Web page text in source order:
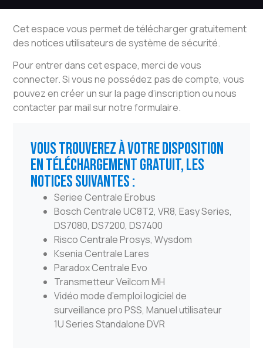
Cet espace vous permet de télécharger gratuitement
des notices utilisateurs de système de sécurité.
Pour entrer dans cet espace, merci de vous
connecter. Si vous ne possédez pas de compte, vous
pouvez en créer un sur la page d’inscription ou nous
contacter par mail sur notre formulaire.
Vous trouverez à votre disposition
en téléchargement gratuit, les
notices suivantes :
Seriee Centrale Erobus
Bosch Centrale UC8T2, VR8, Easy Series,
DS7080, DS7200, DS7400
Risco Centrale Prosys, Wysdom
Ksenia Centrale Lares
Paradox Centrale Evo
Transmetteur Veilcom MH
Vidéo mode d’emploi logiciel de
surveillance pro PSS, Manuel utilisateur
1U Series Standalone DVR